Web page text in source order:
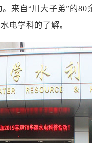
来自“川大子弟”的80
电学科的了解。